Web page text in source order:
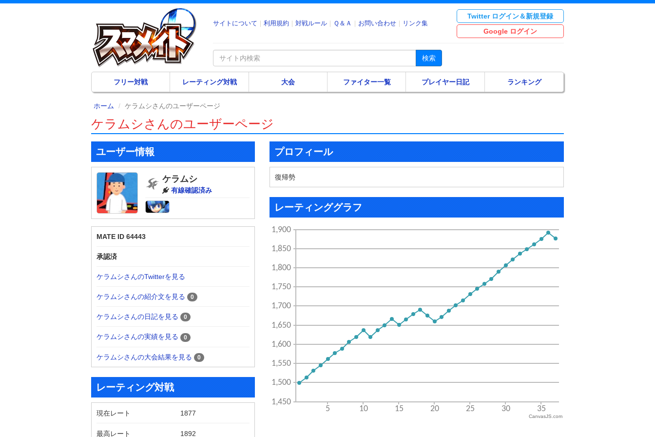
サイトについて 利用規約 対戦ルール Ｑ＆Ａ お問い合わせ リンク集
Twitter ログイン＆新規登録
Google ログイン
検索
フリー対戦 レーティング対戦 大会 ファイター一覧 プレイヤー日記 ランキング
ホーム ケラムシさんのユーザーページ
ケラムシさんのユーザーページ
ユーザー情報
ケラムシ
有線確認済み
MATE ID 64443
承認済
ケラムシさんのTwitterを見る
ケラムシさんの紹介文を見る 0
ケラムシさんの日記を見る 0
ケラムシさんの実績を見る 0
ケラムシさんの大会結果を見る 0
レーティング対戦
現在レート 1877
最高レート 1892
プロフィール
復帰勢
レーティンググラフ
CanvasJS.com